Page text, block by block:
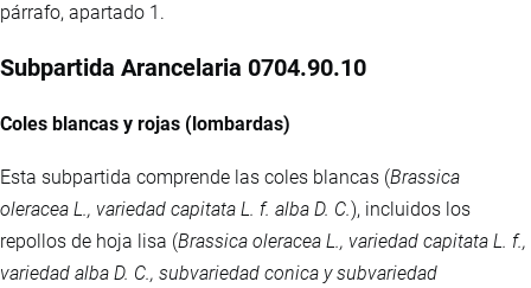
párrafo, apartado 1.
Subpartida Arancelaria 0704.90.10
Coles blancas y rojas (lombardas)
Esta subpartida comprende las coles blancas (Brassica
oleracea L., variedad capitata L. f. alba D. C.), incluidos los
repollos de hoja lisa (Brassica oleracea L., variedad capitata L. f.,
variedad alba D. C., subvariedad conica y subvariedad